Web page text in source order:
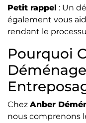
Petit rappel : Un
également vous
rendant le
Pourquoi
Chez Anber
nous comprenons